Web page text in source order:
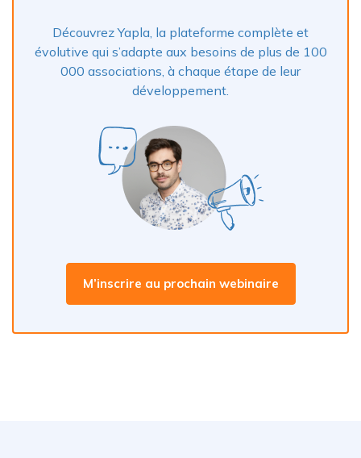
Découvrez Yapla, la plateforme complète et
évolutive qui s’adapte aux besoins de plus de 100
000 associations, à chaque étape de leur
développement.
M’inscrire au prochain webinaire